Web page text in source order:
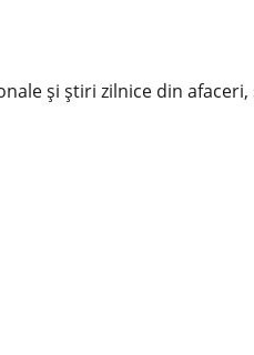
și știri zilnice din